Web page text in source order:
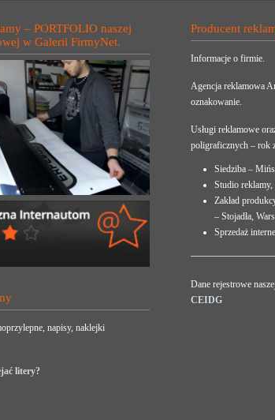
– PORTFOLIO naszej
w Galerii FirmyNet.
napisy, naklejki
litery?
Producent
Informacje o firmie.
Agencja reklamowa
oznakowanie.
Usługi reklamowe
poligraficznych – rok
Siedziba –
Studio
Zakład
– Stojadła,
Sprzedaż
Dane rejestrowe
CEIDG